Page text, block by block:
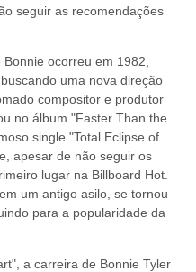
seguir as recomendações
ocorreu em 1982,
uma nova direção
compositor e produtor
no álbum "Faster Than the
single "Total Eclipse of
apesar de não seguir os
lugar na Billboard Hot.
um antigo asilo, se tornou
para a popularidade da
a carreira de Bonnie Tyler